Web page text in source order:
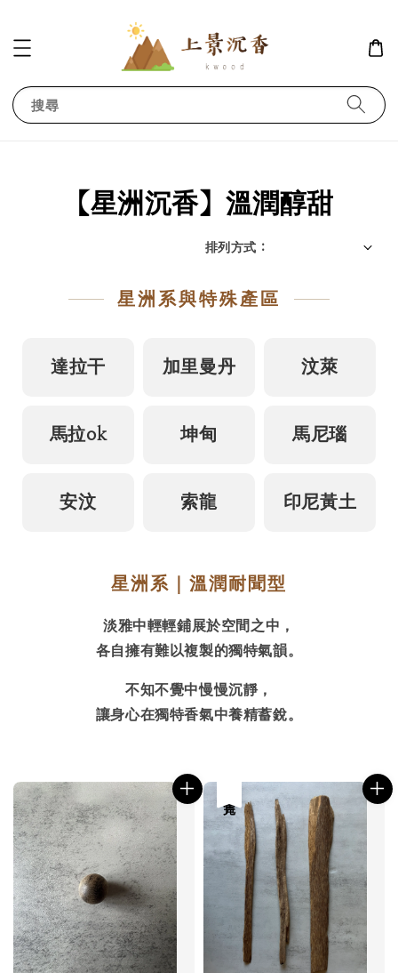
搜尋
【星洲沉香】溫潤醇甜
排列方式 :
星洲系與特殊產區
達拉干 加里曼丹 汶萊
馬拉ok 坤甸 馬尼瑙
安汶 索龍 印尼黃土
星洲系｜溫潤耐聞型
淡雅中輕輕鋪展於空間之中，
各自擁有難以複製的獨特氣韻。
不知不覺中慢慢沉靜，
讓身心在獨特香氣中養精蓄銳。